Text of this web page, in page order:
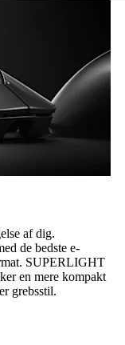
af dig.
de bedste e-
SUPERLIGHT
en mere kompakt
grebsstil.